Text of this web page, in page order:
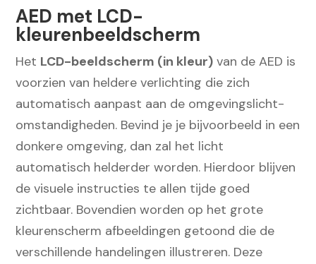
AED met LCD-
kleurenbeeldscherm
Het LCD-beeldscherm (in kleur) van de AED is
voorzien van heldere verlichting die zich
automatisch aanpast aan de omgevingslicht-
omstandigheden. Bevind je je bijvoorbeeld in een
donkere omgeving, dan zal het licht
automatisch helderder worden. Hierdoor blijven
de visuele instructies te allen tijde goed
zichtbaar. Bovendien worden op het grote
kleurenscherm afbeeldingen getoond die de
verschillende handelingen illustreren. Deze